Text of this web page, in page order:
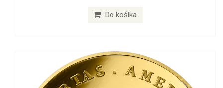
Do košíka